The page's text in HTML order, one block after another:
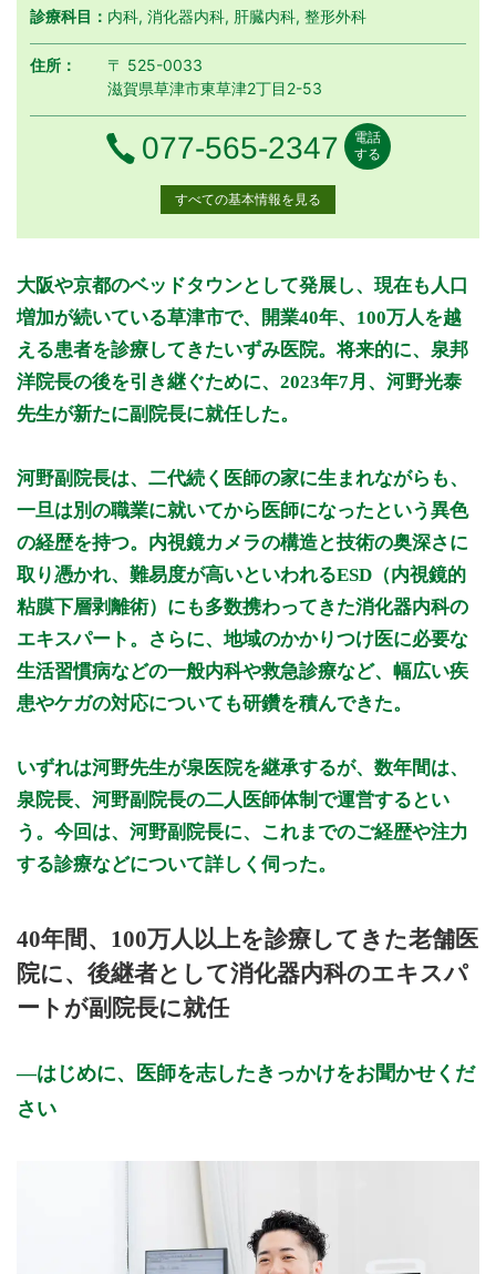
診療科目： 内科, 消化器内科, 肝臓内科, 整形外科
住所：
〒 525-0033
滋賀県草津市東草津2丁目2-53
電話番号
077-565-2347
電話
する
すべての基本情報を見る
診療時間 月 火 水 水曜日
木 木曜日
金 金曜日
土土曜日
日日曜日
祝
10:00 ～ 13:00
● ● ●
●
17:00 ～ 19:00
● ● ● ●
休診日: 水、日、祝
月・火・木・金:午後(13時-17時)
※診療時間や臨時休診・診療内容等について、事前に必ず医療
機関ホームページ、またはお電話にてご確認ください。
>>病院なびで医療機関の詳細を見る
大阪や京都のベッドタウンとして発展し、現在も人口
増加が続いている草津市で、開業40年、100万人を越
える患者を診療してきたいずみ医院。将来的に、泉邦
洋院長の後を引き継ぐために、2023年7月、河野光泰
先生が新たに副院長に就任した。
河野副院長は、二代続く医師の家に生まれながらも、
一旦は別の職業に就いてから医師になったという異色
の経歴を持つ。内視鏡カメラの構造と技術の奥深さに
取り憑かれ、難易度が高いといわれるESD（内視鏡的
粘膜下層剥離術）にも多数携わってきた消化器内科の
エキスパート。さらに、地域のかかりつけ医に必要な
生活習慣病などの一般内科や救急診療など、幅広い疾
患やケガの対応についても研鑽を積んできた。
いずれは河野先生が泉医院を継承するが、数年間は、
泉院長、河野副院長の二人医師体制で運営するとい
う。今回は、河野副院長に、これまでのご経歴や注力
する診療などについて詳しく伺った。
40年間、100万人以上を診療してきた老舗医
院に、後継者として消化器内科のエキスパ
ートが副院長に就任
はじめに、医師を志したきっかけをお聞かせくだ
さい